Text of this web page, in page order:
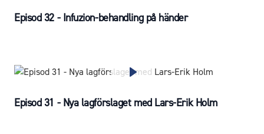
Episod 32 - Infuzion-behandling på händer
Episod 31 - Nya lagförslaget med Lars-Erik Holm